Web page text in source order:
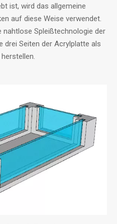
ist, wird das allgemeine
auf diese Weise verwendet.
nahtlose Spleißtechnologie der
drei Seiten der Acrylplatte als